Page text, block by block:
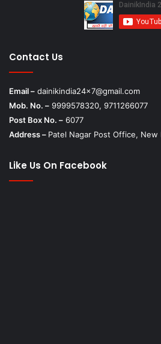
Contact Us
Email – dainikindia24x7@gmail.com
Mob. No. – 9999578320, 9711266077
Post Box No. – 6077
Address – Patel Nagar Post Office, New
Like Us On Facebook